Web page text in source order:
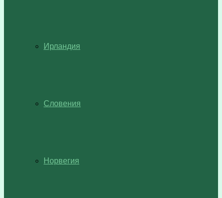
Ирландия
Словения
Норвегия